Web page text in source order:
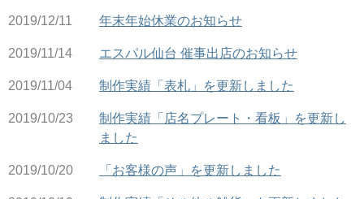
2019/12/11 年末年始休業のお知らせ
2019/11/14 エスパル仙台 催事出店のお知らせ
2019/11/04 制作実績「表札」を更新しました
2019/10/23
制作実績「店名プレート・看板」を更新し
ました
2019/10/20 「お客様の声」を更新しました